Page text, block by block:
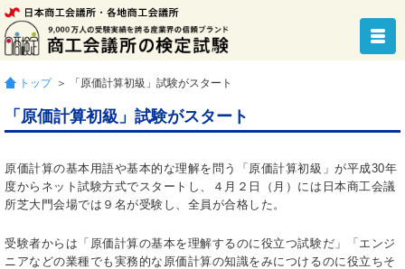
トップ ＞ 「原価計算初級」試験がスタート
「原価計算初級」試験がスタート
原価計算の基本用語や基本的な理解を問う「原価計算初級」が平成30年
度からネット試験方式でスタートし、４月２日（月）には日本商工会議
所芝大門会場では９名が受験し、全員が合格した。
受験者からは「原価計算の基本を理解するのに役立つ試験だ」「エンジ
ニアなどの業種でも実務的な原価計算の知識をみにつけるのに役立ちそ